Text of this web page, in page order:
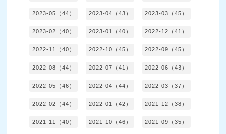
2023-05（44） 2023-04（43） 2023-03（45）
2023-02（40） 2023-01（40） 2022-12（41）
2022-11（40） 2022-10（45） 2022-09（45）
2022-08（44） 2022-07（41） 2022-06（43）
2022-05（46） 2022-04（44） 2022-03（37）
2022-02（44） 2022-01（42） 2021-12（38）
2021-11（40） 2021-10（46） 2021-09（35）